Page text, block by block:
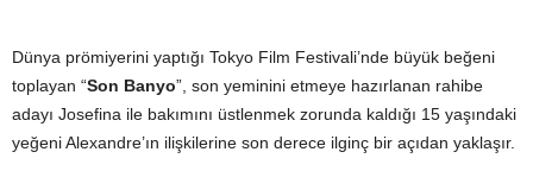
Dünya prömiyerini yaptığı Tokyo Film Festivali’nde büyük beğeni
toplayan “Son Banyo”, son yeminini etmeye hazırlanan rahibe
adayı Josefina ile bakımını üstlenmek zorunda kaldığı 15 yaşındaki
yeğeni Alexandre’ın ilişkilerine son derece ilginç bir açıdan yaklaşır.